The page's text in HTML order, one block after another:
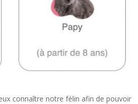
connaître notre félin afin de pouvoir